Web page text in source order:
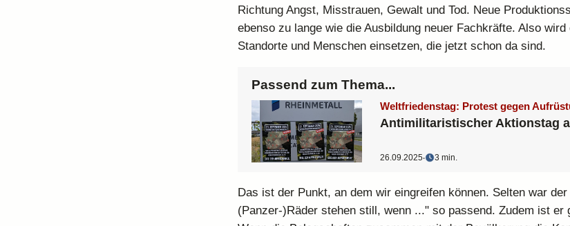
Richtung Angst, Misstrauen, Gewalt und Tod. Neue
ebenso zu lange wie die Ausbildung neuer Fachkräfte. Also wird
Standorte und Menschen einsetzen, die jetzt schon da sind.
Passend zum Thema...
Weltfriedenstag: Protest gegen
Antimilitaristischer Aktionstag
26.09.2025‧ 3 min.
Das ist der Punkt, an dem wir eingreifen können. Selten war
(Panzer-)Räder stehen still, wenn ..." so passend. Zudem ist er